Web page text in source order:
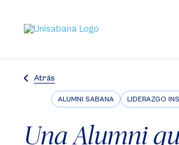
contenido
principal
Atrás
ALUMNI SABANA LIDERAZGO
Una Alumni